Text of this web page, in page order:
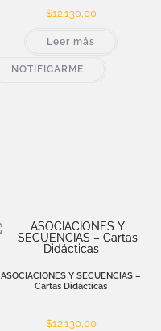
$12.130,00
Leer más
NOTIFICARME
ASOCIACIONES Y SECUENCIAS –
Cartas Didácticas
$12.130,00